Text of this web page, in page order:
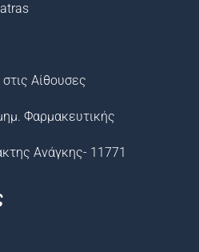
Αίθουσες
Φαρμακευτικής
Ανάγκης- 11771